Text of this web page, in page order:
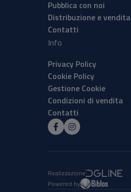
Pubblica con noi
Distribuzione e vendita
Contatti
Info
Privacy Policy
Cookie Policy
Gestione Cookie
Condizioni di vendita
Contatti
Realizzazione
Powered by